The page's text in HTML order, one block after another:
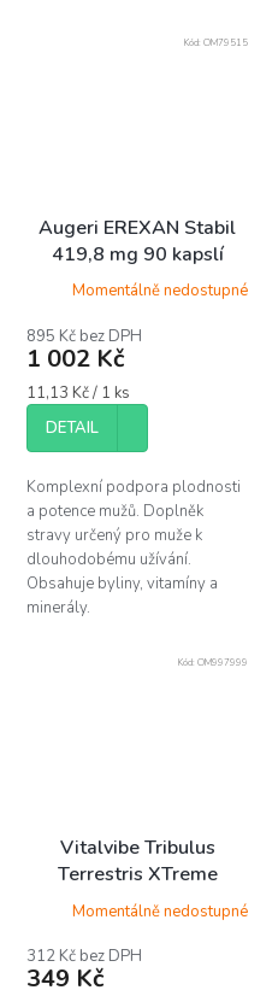
Augeri EREXAN Stabil
419,8 mg 90 kapslí
Momentálně nedostupné
895 Kč bez DPH
1 002 Kč
Měrná
cena:
11,13 Kč / 1 ks
DETAIL
Komplexní podpora plodnosti
a potence mužů. Doplněk
stravy určený pro muže k
dlouhodobému užívání.
Obsahuje byliny, vitamíny a
minerály.
Kód: OM79515
Vitalvibe Tribulus
Terrestris XTreme
extrakt, 90 kapslí
Momentálně nedostupné
312 Kč bez DPH
349 Kč
Kód: OM997999